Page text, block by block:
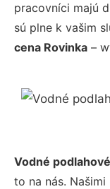
pracovníci majú
sú plne k vašim
cena Rovinka –
Vodné
to na nás.